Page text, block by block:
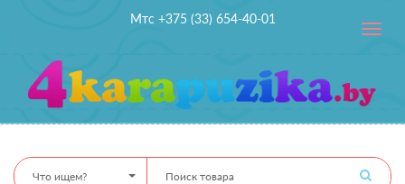
Мтс +375 (33) 654-40-01
Toggle
Что ищем?